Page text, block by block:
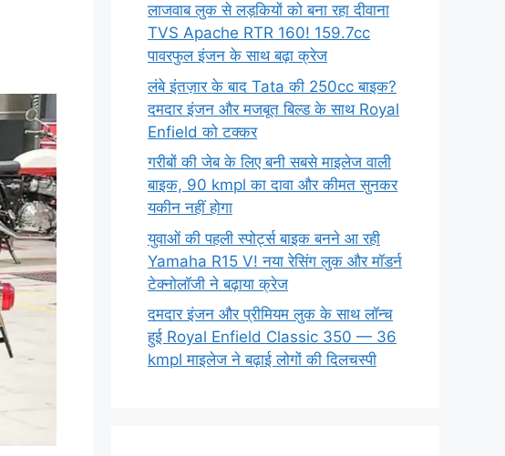
लाजवाब लुक से लड़कियों को बना रहा दीवाना
TVS Apache RTR 160! 159.7cc
पावरफुल इंजन के साथ बढ़ा क्रेज
लंबे इंतज़ार के बाद Tata की 250cc बाइक?
दमदार इंजन और मजबूत बिल्ड के साथ Royal
Enfield को टक्कर
गरीबों की जेब के लिए बनी सबसे माइलेज वाली
बाइक, 90 kmpl का दावा और कीमत सुनकर
यकीन नहीं होगा
युवाओं की पहली स्पोर्ट्स बाइक बनने आ रही
Yamaha R15 V! नया रेसिंग लुक और मॉडर्न
टेक्नोलॉजी ने बढ़ाया क्रेज
दमदार इंजन और प्रीमियम लुक के साथ लॉन्च
हुई Royal Enfield Classic 350 — 36
kmpl माइलेज ने बढ़ाई लोगों की दिलचस्पी